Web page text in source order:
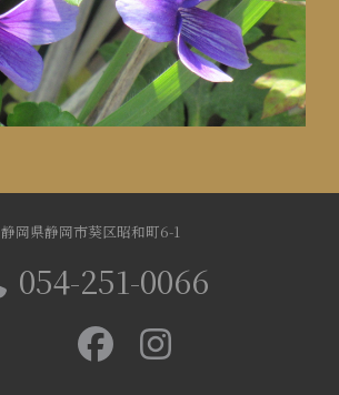
静岡県静岡市葵区昭和町6-1
054-251-0066